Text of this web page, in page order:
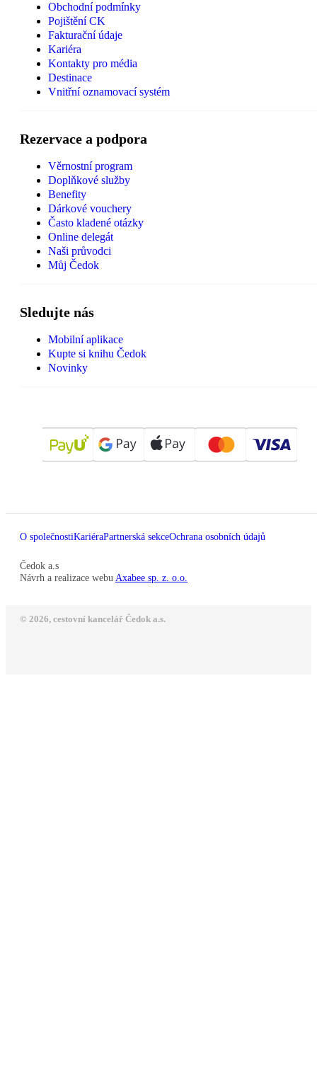
Obchodní podmínky
Pojištění CK
Fakturační údaje
Kariéra
Kontakty pro média
Destinace
Vnitřní oznamovací systém
Rezervace a podpora
Věrnostní program
Doplňkové služby
Benefity
Dárkové vouchery
Často kladené otázky
Online delegát
Naši průvodci
Můj Čedok
Sledujte nás
Mobilní aplikace
Kupte si knihu Čedok
Novinky
O společnostiKariéraPartnerská sekceOchrana osobních údajů
Čedok a.s
Návrh a realizace webu Axabee sp. z. o.o.
© 2026, cestovní kancelář Čedok a.s.